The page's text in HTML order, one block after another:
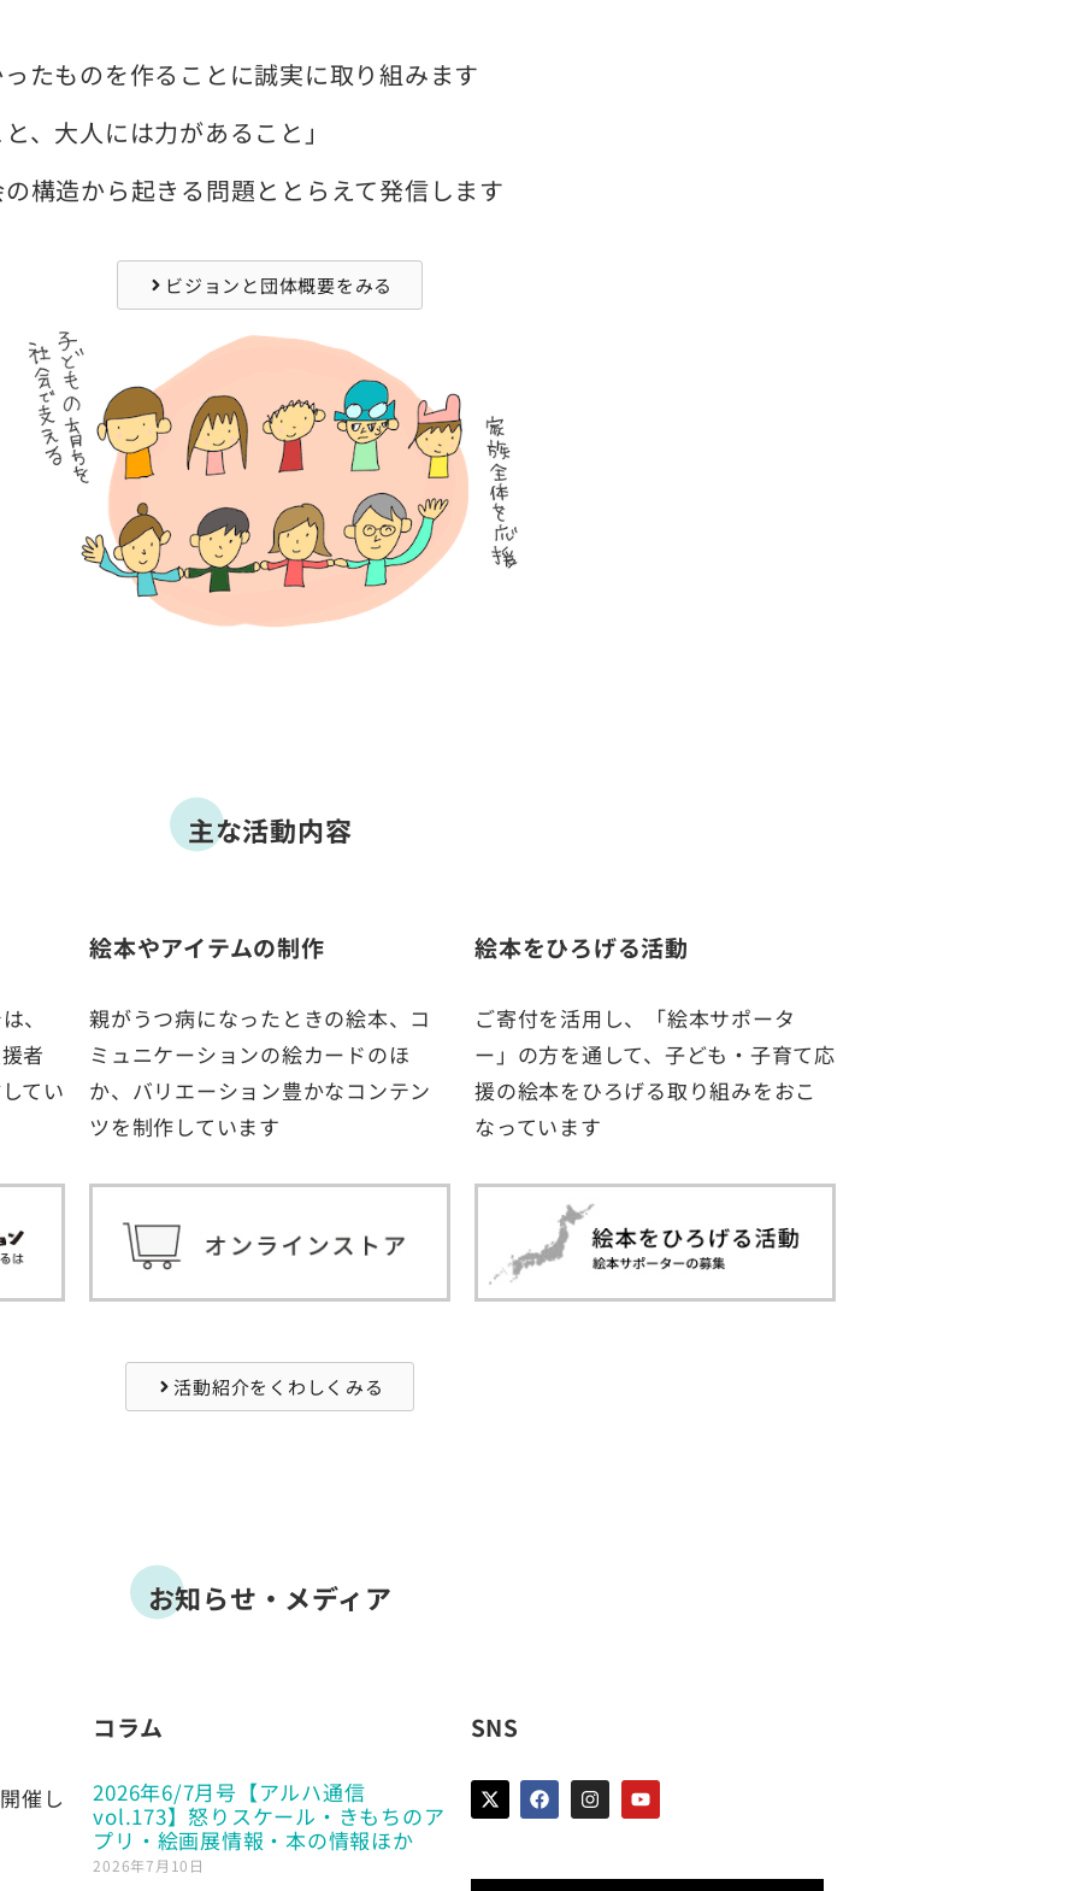
たものを作ることに誠実に取り組みます
、大人には力があること」
構造から起きる問題ととらえて発信します
ビジョンと団体概要をみる
主な活動内容
、
者
てい
絵本やアイテムの制作
親がうつ病になったときの絵本、コ
ミュニケーションの絵カードのほ
か、バリエーション豊かなコンテン
ツを制作しています
絵本をひろげる活動
ご寄付を活用し、「絵本サポータ
ー」の方を通して、子ども・子育て応
援の絵本をひろげる取り組みをおこ
なっています
活動紹介をくわしくみる
お知らせ・メディア
催し
コラム
2026年6/7月号【アルハ通信
vol.173】怒りスケール・きもちのア
プリ・絵画展情報・本の情報ほか
2026年7月10日
SNS